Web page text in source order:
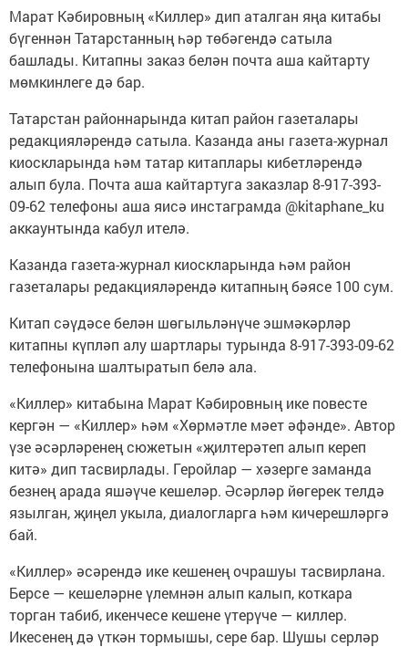
Марат Кәбировның «Киллер» дип аталган яңа китабы
бүгеннән Татарстанның һәр төбәгендә сатыла
башлады. Китапны заказ белән почта аша кайтарту
мөмкинлеге дә бар.
Татарстан районнарында китап район газеталары
редакцияләрендә сатыла. Казанда аны газета-журнал
киоскларында һәм татар китаплары кибетләрендә
алып була. Почта аша кайтартуга заказлар 8-917-393-
09-62 телефоны аша яисә инстаграмда @kitaphane_ku
аккаунтында кабул ителә.
Казанда газета-журнал киоскларында һәм район
газеталары редакцияләрендә китапның бәясе 100 сум.
Китап сәүдәсе белән шөгыльләнүче эшмәкәрләр
китапны күпләп алу шартлары турында 8-917-393-09-62
телефонына шалтыратып белә ала.
«Киллер» китабына Марат Кәбировның ике повесте
кергән — «Киллер» һәм «Хөрмәтле мәет әфәнде». Автор
үзе әсәрләренең сюжетын «җилтерәтеп алып кереп
китә» дип тасвирлады. Геройлар — хәзерге заманда
безнең арада яшәүче кешеләр. Әсәрләр йөгерек телдә
язылган, җиңел укыла, диалогларга һәм кичерешләргә
бай.
«Киллер» әсәрендә ике кешенең очрашуы тасвирлана.
Берсе — кешеләрне үлемнән алып калып, коткара
торган табиб, икенчесе кешене үтерүче — киллер.
Икесенең дә үткән тормышы, сере бар. Шушы серләр